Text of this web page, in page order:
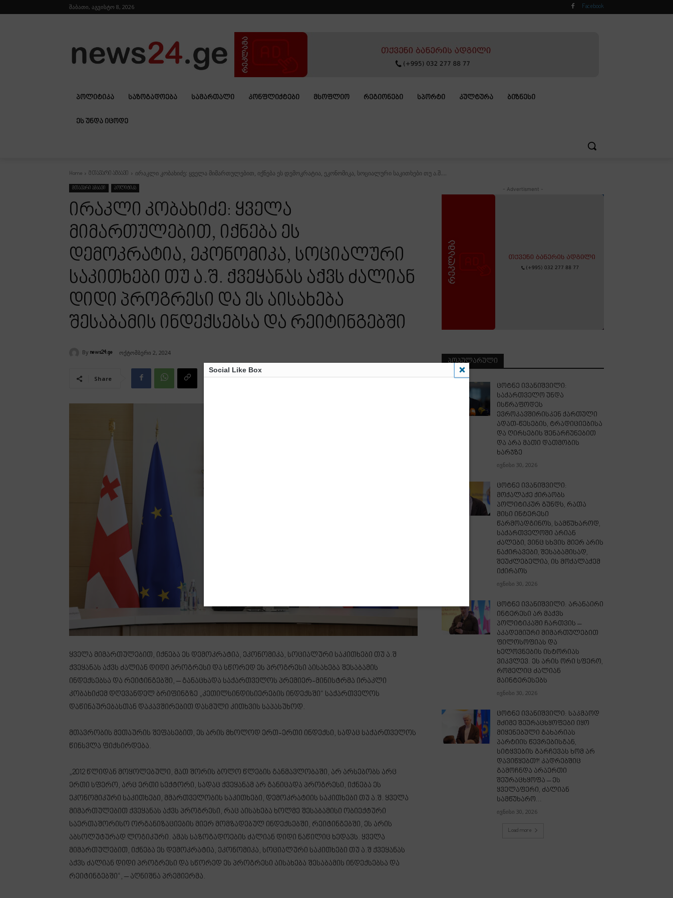
შაბათი, აგვისტო 8, 2026 Facebook
ᲞᲝᲚᲘᲢᲘᲙᲐ ᲡᲐᲖᲝᲒᲐᲓᲝᲔᲑᲐ ᲡᲐᲛᲐᲠᲗᲐᲚᲘ ᲙᲝᲜᲤᲚᲘᲥᲢᲔᲑᲘ ᲛᲡᲝᲤᲚᲘᲝ ᲠᲔᲒᲘᲝᲜᲔᲑᲘ ᲡᲞᲝᲠᲢᲘ ᲙᲣᲚᲢᲣᲠᲐ ᲑᲘᲖᲜᲔᲡᲘ
ᲔᲡ ᲣᲜᲓᲐ ᲘᲪᲝᲓᲔ
Home მთავარი ამბავი ირაკლი კობახიძე: ყველა მიმართულებით, იქნება ეს დემოკრატია, ეკონომიკა, სოციალური საკითხები თუ ა.შ....
მთავარი ამბავი პოლიტიკა
ირაკლი კობახიძე: ყველა
მიმართულებით, იქნება ეს
დემოკრატია, ეკონომიკა, სოციალური
საკითხები თუ ა.შ. ქვეყანას აქვს ძალიან
დიდი პროგრესი და ეს აისახება
შესაბამის ინდექსებსა და რეიტინგებში
By news24.ge ოქტომბერი 2, 2024
Share
ყველა მიმართულებით, იქნება ეს დემოკრატია, ეკონომიკა, სოციალური საკითხები თუ ა.შ
ქვეყანას აქვს ძალიან დიდი პროგრესი და სწორედ ეს პროგრესი აისახება შესაბამის
ინდექსებსა და რეიტინგებში, – განაცხადა საქართველოს პრემიერ-მინისტრმა ირაკლი
კობახიძემ დღევანდელ ბრიფინგზე „კეთილსინდისიერების ინდექსში“ საქართველოს
დაწინაურებასთან დაკავშირებით დასმული კითხვის საპასუხოდ.
მთავრობის მეთაურის შეფასებით, ეს არის მხოლოდ ერთ-ერთი ინდექსი, სადაც საქართველოს
წინსვლა ფიქსირდება.
„2012 წლიდან მოყოლებული, მათ შორის ბოლო წლების განმავლობაში, არ არსებობს არც
ერთი სფერო, არც ერთი სექტორი, სადაც ქვეყანამ არ განიცადა პროგრესი, იქნება ეს
ეკონომიკური საკითხები, მმართველობის საკითხები, დემოკრატიის საკითხები თუ ა.შ. ყველა
მიმართულებით ქვეყანას აქვს პროგრესი, რაც აისახება ხოლმე შესაბამისი ობიექტური
საერთაშორისო ორგანიზაციების მიერ მომზადებულ ინდექსებში, რეიტინგებში, ეს არის
აბსოლუტურად ლოგიკური. ამას საზოგადოების ძალიან დიდი ნაწილიც ხედავს. ყველა
მიმართულებით, იქნება ეს დემოკრატია, ეკონომიკა, სოციალური საკითხები თუ ა.შ ქვეყანას
აქვს ძალიან დიდი პროგრესი და სწორედ ეს პროგრესი აისახება შესაბამის ინდექსებსა და
რეიტინგებში“, – აღნიშნა პრემიერმა.
- Advertisment -
ᲞᲝᲞᲣᲚᲐᲠᲣᲚᲘ
ცოტნე ივანიშვილი:
საქართველო უნდა
ისწრაფოდეს
ევროკავშირისკენ ქართული
ადათ-წესების, ტრადიციებისა
და ღირსების შენარჩუნებით
და არა მათი დათმობის
ხარჯზე
ივნისი 30, 2026
ცოტნე ივანიშვილი:
მოქალაქე ქირაობს
პოლიტიკურ გუნდს, რათა
მისი ინტერესი
წარმოადგინოს, სამწუხაროდ,
საქართველოში არიან
ძალები, ვინც სხვის მიერ არის
ნაქირავები, შესაბამისად,
შეუძლებელია, ის მოქალაქემ
იქირაოს
ივნისი 30, 2026
ცოტნე ივანიშვილი: არანაირი
ინტერესი არ მაქვს
პოლიტიკაში ჩართვის –
აკადემიური მიმართულებით
ფილოსოფიას და
ხელოვნების ისტორიას
ვიკვლევ. ეს არის ორი სფერო,
რომელიც ძალიან
მაინტერესებს
ივნისი 30, 2026
ცოტნე ივანიშვილი: საკმაოდ
მძიმე შეურაცხყოფები იყო
მიყენებული გახარიას
პარტიის წევრებისგან,
სიტყვების გარჩევას ხომ არ
დავიწყებთ?! კადრებშიც
გამოჩნდა არაერთი
შეურაცხყოფა – ეს
ყველაფერი, ძალიან
სამწუხარო...
ივნისი 30, 2026
Load more
Social Like Box